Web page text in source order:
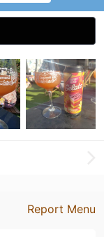
Report Menu